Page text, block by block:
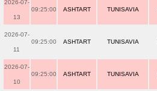
2026-07-
13
09:25:00 ASHTART TUNISAVIA
2026-07-
11
09:25:00 ASHTART TUNISAVIA
2026-07-
10
09:25:00 ASHTART TUNISAVIA